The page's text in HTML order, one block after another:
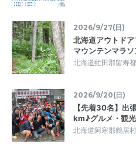
2026/9/27(日)
北海道アウトド
マウンテンマラ
北海道虻田郡留寿
2026/9/20(日)
【先着30名】出
km♪グルメ・観
北海道阿寒郡鶴居村